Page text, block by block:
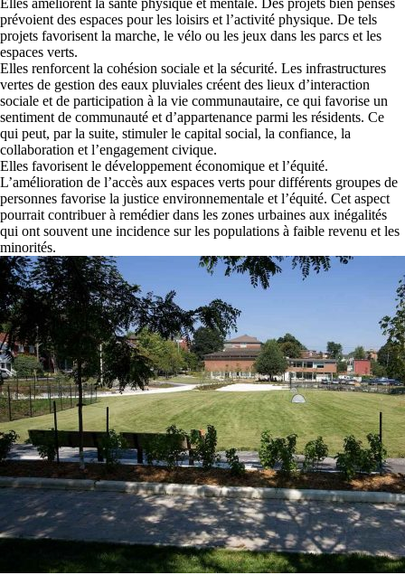
prévoient des espaces pour les loisirs et l’activité physique. De tels
projets favorisent la marche, le vélo ou les jeux dans les parcs et les
espaces verts.
Elles renforcent la cohésion sociale et la sécurité. Les infrastructures
vertes de gestion des eaux pluviales créent des lieux d’interaction
sociale et de participation à la vie communautaire, ce qui favorise un
sentiment de communauté et d’appartenance parmi les résidents. Ce
qui peut, par la suite, stimuler le capital social, la confiance, la
collaboration et l’engagement civique.
Elles favorisent le développement économique et l’équité.
L’amélioration de l’accès aux espaces verts pour différents groupes de
personnes favorise la justice environnementale et l’équité. Cet aspect
pourrait contribuer à remédier dans les zones urbaines aux inégalités
qui ont souvent une incidence sur les populations à faible revenu et les
minorités.